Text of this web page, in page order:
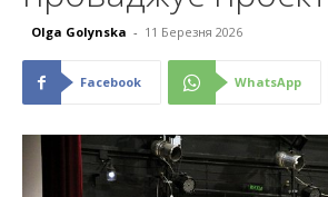
Olga Golynska - 11 Березня 2026
Facebook WhatsApp